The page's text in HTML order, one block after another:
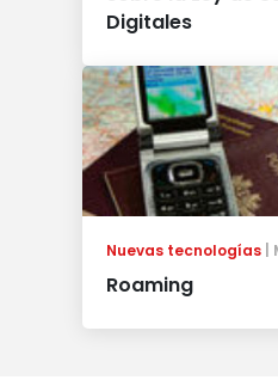
Digitales
Nuevas tecnologías
Roaming